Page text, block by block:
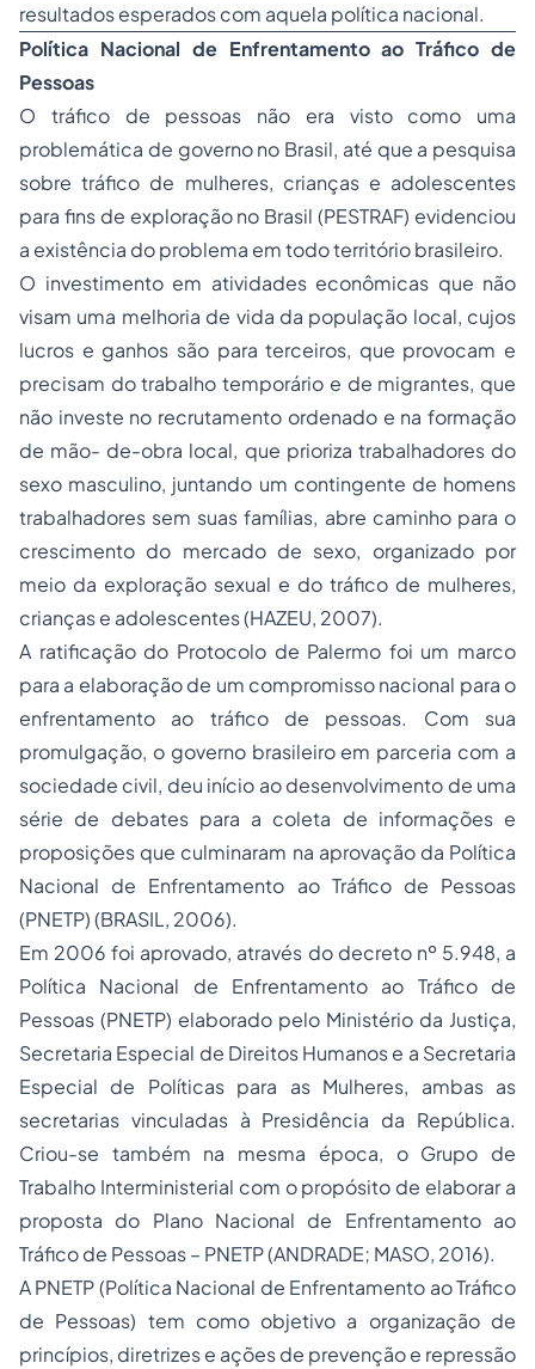
resultados esperados com aquela política nacional.
Política Nacional de Enfrentamento ao Tráfico de
Pessoas
O tráfico de pessoas não era visto como uma
problemática de governo no Brasil, até que a pesquisa
sobre tráfico de mulheres, crianças e adolescentes
para fins de exploração no Brasil (PESTRAF) evidenciou
a existência do problema em todo território brasileiro.
O investimento em atividades econômicas que não
visam uma melhoria de vida da população local, cujos
lucros e ganhos são para terceiros, que provocam e
precisam do trabalho temporário e de migrantes, que
não investe no recrutamento ordenado e na formação
de mão- de-obra local, que prioriza trabalhadores do
sexo masculino, juntando um contingente de homens
trabalhadores sem suas famílias, abre caminho para o
crescimento do mercado de sexo, organizado por
meio da exploração sexual e do tráfico de mulheres,
crianças e adolescentes (HAZEU, 2007).
A ratificação do Protocolo de Palermo foi um marco
para a elaboração de um compromisso nacional para o
enfrentamento ao tráfico de pessoas. Com sua
promulgação, o governo brasileiro em parceria com a
sociedade civil, deu início ao desenvolvimento de uma
série de debates para a coleta de informações e
proposições que culminaram na aprovação da Política
Nacional de Enfrentamento ao Tráfico de Pessoas
(PNETP) (BRASIL, 2006).
Em 2006 foi aprovado, através do decreto nº 5.948, a
Política Nacional de Enfrentamento ao Tráfico de
Pessoas (PNETP) elaborado pelo Ministério da Justiça,
Secretaria Especial de Direitos Humanos e a Secretaria
Especial de Políticas para as Mulheres, ambas as
secretarias vinculadas à Presidência da República.
Criou-se também na mesma época, o Grupo de
Trabalho Interministerial com o propósito de elaborar a
proposta do Plano Nacional de Enfrentamento ao
Tráfico de Pessoas – PNETP (ANDRADE; MASO, 2016).
A PNETP (Política Nacional de Enfrentamento ao Tráfico
de Pessoas) tem como objetivo a organização de
princípios, diretrizes e ações de prevenção e repressão